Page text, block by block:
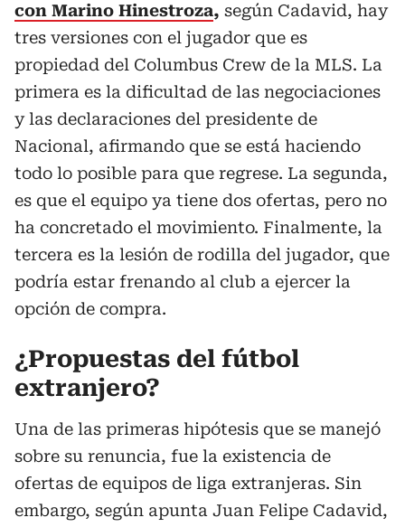
con Marino Hinestroza, según Cadavid, hay
tres versiones con el jugador que es
propiedad del Columbus Crew de la MLS. La
primera es la dificultad de las negociaciones
y las declaraciones del presidente de
Nacional, afirmando que se está haciendo
todo lo posible para que regrese. La segunda,
es que el equipo ya tiene dos ofertas, pero no
ha concretado el movimiento. Finalmente, la
tercera es la lesión de rodilla del jugador, que
podría estar frenando al club a ejercer la
opción de compra.
¿Propuestas del fútbol
extranjero?
Una de las primeras hipótesis que se manejó
sobre su renuncia, fue la existencia de
ofertas de equipos de liga extranjeras. Sin
embargo, según apunta Juan Felipe Cadavid,